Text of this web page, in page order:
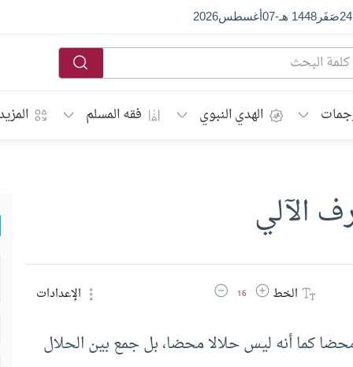
24صَفَر1448 هـ -
07أغسطس2026
الهدي النبوي فقه المسلم
الآلي
الخطزيادة حجم الخط
16 تقليل حجم الخط الإعدادات
كما أنه ليس حلالا محضا، بل جمع بين الحلال